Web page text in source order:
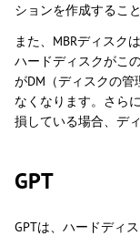
ションを作成するこ
また、MBRディスク
ハードディスクがこ
がDM（ディスクの
なくなります。さら
損している場合、デ
GPT
GPTは、ハードディ